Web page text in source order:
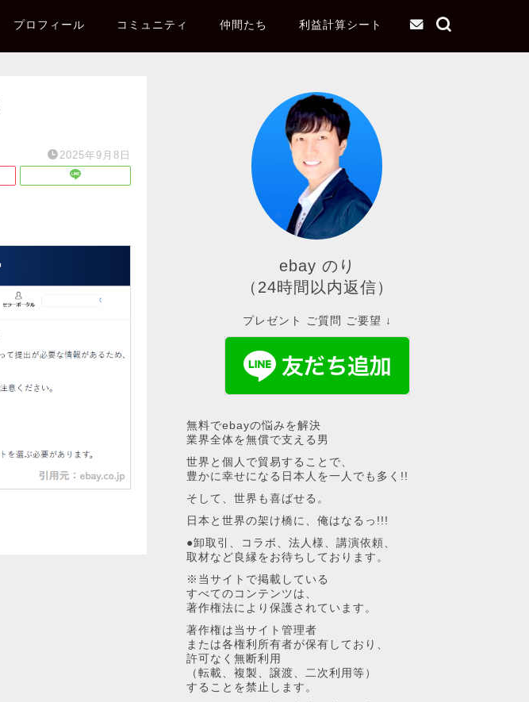
プロフィール コミュニティ 仲間たち 利益計算シート
2025年9月8日
ebay のり
（24時間以内返信）
プレゼント ご質問 ご要望 ↓
無料でebayの悩みを解決
業界全体を無償で支える男
世界と個人で貿易することで、
豊かに幸せになる日本人を一人でも多く!!
そして、世界も喜ばせる。
日本と世界の架け橋に、俺はなるっ!!!
●卸取引、コラボ、法人様、講演依頼、
取材など良縁をお待ちしております。
※当サイトで掲載している
すべてのコンテンツは、
著作権法により保護されています。
著作権は当サイト管理者
または各権利所有者が保有しており、
許可なく無断利用
（転載、複製、譲渡、二次利用等）
することを禁止します。